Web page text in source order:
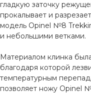
гладкую заточку
прокалывает и
модель Opinel №8
и небольшими ветками.
Материалом клинка
благодаря которой
температурным
позволяет ножу Opinel